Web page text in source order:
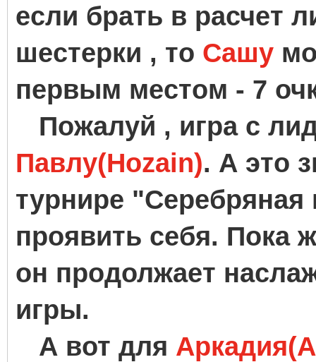
если брать в расчет
шестерки , то Сашу
первым местом - 7
Пожалуй , игра с
Павлу(Hozain). А это
турнире "Серебряная
проявить себя. Пока
он продолжает
игры.
А вот для